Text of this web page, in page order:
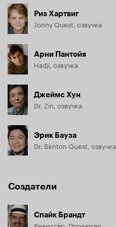
Риз Хартвиг
Jonny Quest, озвучка
Арни Пантойя
Hadji, озвучка
Джеймс Хун
Dr. Zin, озвучка
Эрик Бауза
Dr. Benton Quest, озвучка
Создатели
Спайк Брандт
Режиссёр, Продюсер